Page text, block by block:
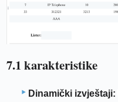
7.1 karakteristike
Dinamički izvještaji: